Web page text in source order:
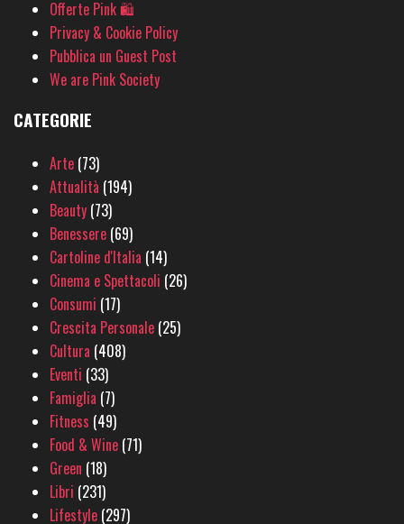
Offerte Pink 🛍
Privacy & Cookie Policy
Pubblica un Guest Post
We are Pink Society
CATEGORIE
Arte (73)
Attualità (194)
Beauty (73)
Benessere (69)
Cartoline d'Italia (14)
Cinema e Spettacoli (26)
Consumi (17)
Crescita Personale (25)
Cultura (408)
Eventi (33)
Famiglia (7)
Fitness (49)
Food & Wine (71)
Green (18)
Libri (231)
Lifestyle (297)